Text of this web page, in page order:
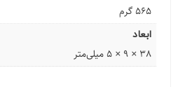
565 گرم
ابعاد
38 × 9 × 5 میلی‌متر